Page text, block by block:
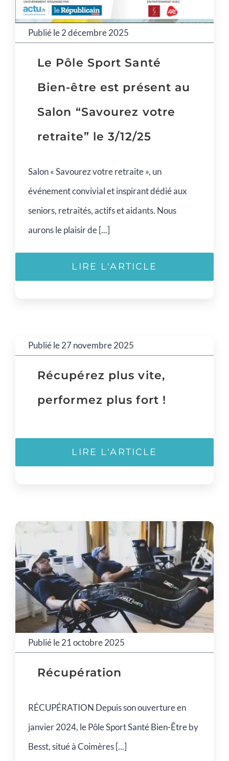
Publié le 2 décembre 2025
Le Pôle Sport Santé
Bien-être est présent au
Salon “Savourez votre
retraite” le 3/12/25
Salon « Savourez votre retraite », un
événement convivial et inspirant dédié aux
seniors, retraités, actifs et aidants. Nous
aurons le plaisir de [...]
LIRE L'ARTICLE
Publié le 27 novembre 2025
Récupérez plus vite,
performez plus fort !
LIRE L'ARTICLE
Publié le 21 octobre 2025
Récupération
RÉCUPÉRATION Depuis son ouverture en
janvier 2024, le Pôle Sport Santé Bien-Être by
Besst, situé à Coimères [...]